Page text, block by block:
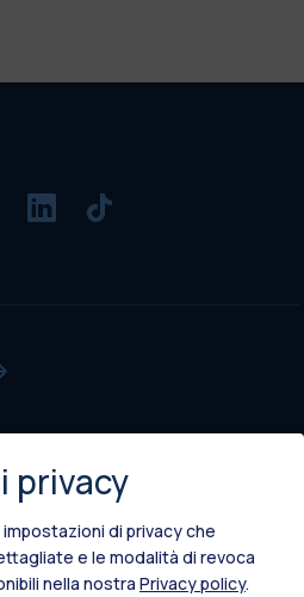
privacy
di privacy che
e le modalità di revoca
nella nostra Privacy policy.